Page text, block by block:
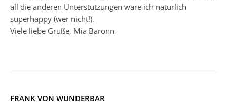
all die anderen Unterstützungen wäre ich natürlich
superhappy (wer nicht!).
Viele liebe Grüße, Mia Baronn
FRANK VON WUNDERBAR